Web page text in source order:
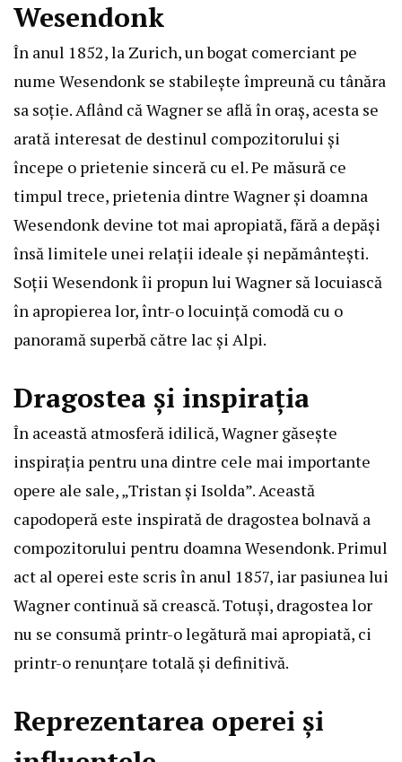
Wesendonk
În anul 1852, la Zurich, un bogat comerciant pe
nume Wesendonk se stabilește împreună cu tânăra
sa soție. Aflând că Wagner se află în oraș, acesta se
arată interesat de destinul compozitorului și
începe o prietenie sinceră cu el. Pe măsură ce
timpul trece, prietenia dintre Wagner și doamna
Wesendonk devine tot mai apropiată, fără a depăși
însă limitele unei relații ideale și nepământești.
Soții Wesendonk îi propun lui Wagner să locuiască
în apropierea lor, într-o locuință comodă cu o
panoramă superbă către lac și Alpi.
Dragostea și inspirația
În această atmosferă idilică, Wagner găsește
inspirația pentru una dintre cele mai importante
opere ale sale, „Tristan şi Isolda”. Această
capodoperă este inspirată de dragostea bolnavă a
compozitorului pentru doamna Wesendonk. Primul
act al operei este scris în anul 1857, iar pasiunea lui
Wagner continuă să crească. Totuși, dragostea lor
nu se consumă printr-o legătură mai apropiată, ci
printr-o renunțare totală și definitivă.
Reprezentarea operei și